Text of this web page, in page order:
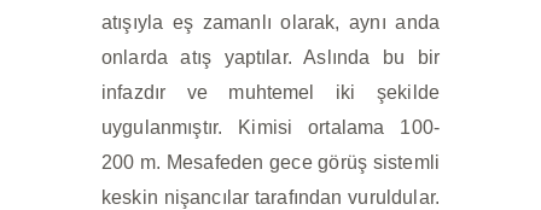
atışıyla eş zamanlı olarak, aynı anda
onlarda atış yaptılar. Aslında bu bir
infazdır ve muhtemel iki şekilde
uygulanmıştır. Kimisi ortalama 100-
200 m. Mesafeden gece görüş sistemli
keskin nişancılar tarafından vuruldular.